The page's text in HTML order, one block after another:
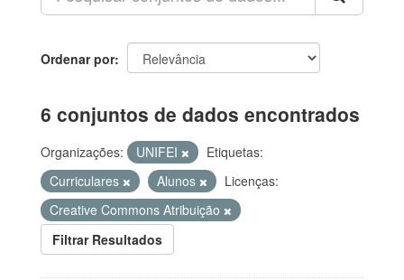
Ordenar por
6 conjuntos de dados encontrados
Organizações: UNIFEI
Etiquetas:
Curriculares
Alunos
Licenças:
Creative Commons Atribuição
Filtrar Resultados